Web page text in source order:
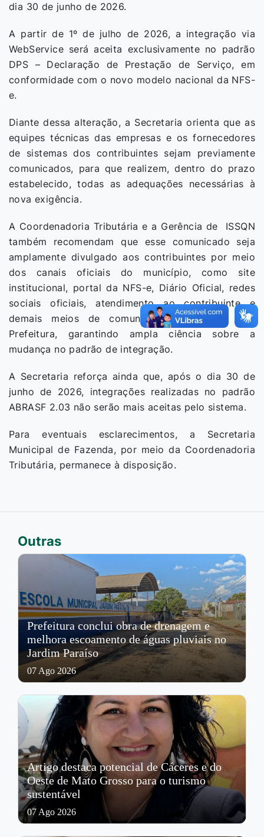
dia 30 de junho de 2026.
A partir de 1º de julho de 2026, a integração via
WebService será aceita exclusivamente no padrão
DPS – Declaração de Prestação de Serviço, em
conformidade com o novo modelo nacional da NFS-
e.
Diante dessa alteração, a Secretaria orienta que as
equipes técnicas das empresas e os fornecedores
de sistemas dos contribuintes sejam previamente
comunicados, para que realizem, dentro do prazo
estabelecido, todas as adequações necessárias à
nova exigência.
A Coordenadoria Tributária e a Gerência de ISSQN
também recomendam que esse comunicado seja
amplamente divulgado aos contribuintes por meio
dos canais oficiais do município, como site
institucional, portal da NFS-e, Diário Oficial, redes
sociais oficiais, atendimento ao contribuinte e
demais meios de comunicação utilizados pela
Prefeitura, garantindo ampla ciência sobre a
mudança no padrão de integração.
A Secretaria reforça ainda que, após o dia 30 de
junho de 2026, integrações realizadas no padrão
ABRASF 2.03 não serão mais aceitas pelo sistema.
Para eventuais esclarecimentos, a Secretaria
Municipal de Fazenda, por meio da Coordenadoria
Tributária, permanece à disposição.
Outras
Prefeitura conclui obra de drenagem e
melhora escoamento de águas pluviais no
Jardim Paraíso
07 Ago 2026
Artigo destaca potencial de Cáceres e do
Oeste de Mato Grosso para o turismo
sustentável
07 Ago 2026